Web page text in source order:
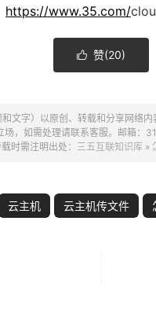
https://www.35.com/
 赞(20)
文字）以原创、转载和分享网络
场，如需处理请联系客服。邮箱
时需注明出处： 三五互联知识库 »
云主机 云主机传文件